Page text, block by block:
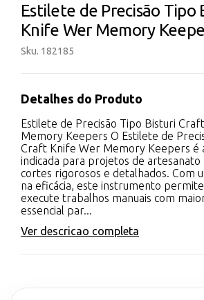
Estilete de Precisão Tipo
Knife Wer Memory
Sku. 182185
Detalhes do Produto
Estilete de Precisão Tipo Bisturi
Memory Keepers O Estilete de
Craft Knife Wer Memory Keepers é
indicada para projetos de artesanato
cortes rigorosos e detalhados. Com
na eficácia, este instrumento
execute trabalhos manuais com
essencial par...
Ver descricao completa